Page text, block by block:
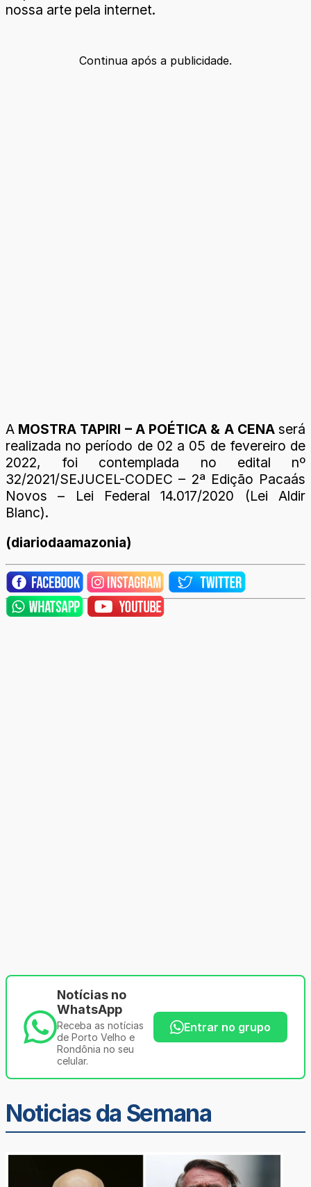
nossa arte pela internet.
Continua após a publicidade.
A MOSTRA TAPIRI – A POÉTICA & A CENAserá
realizada no período de 02 a 05 de fevereiro de
2022, foi contemplada no edital nº
32/2021/SEJUCEL-CODEC – 2ª Edição Pacaás
Novos – Lei Federal 14.017/2020 (Lei Aldir
Blanc).
(diariodaamazonia)
Notícias no
WhatsApp
Receba as notícias
de Porto Velho e
Rondônia no seu
celular.
Entrar no grupo
Noticias da Semana